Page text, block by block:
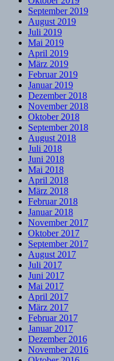
September 2019
August 2019
Juli 2019
Mai 2019
April 2019
März 2019
Februar 2019
Januar 2019
Dezember 2018
November 2018
Oktober 2018
September 2018
August 2018
Juli 2018
Juni 2018
Mai 2018
April 2018
März 2018
Februar 2018
Januar 2018
November 2017
Oktober 2017
September 2017
August 2017
Juli 2017
Juni 2017
Mai 2017
April 2017
März 2017
Februar 2017
Januar 2017
Dezember 2016
November 2016